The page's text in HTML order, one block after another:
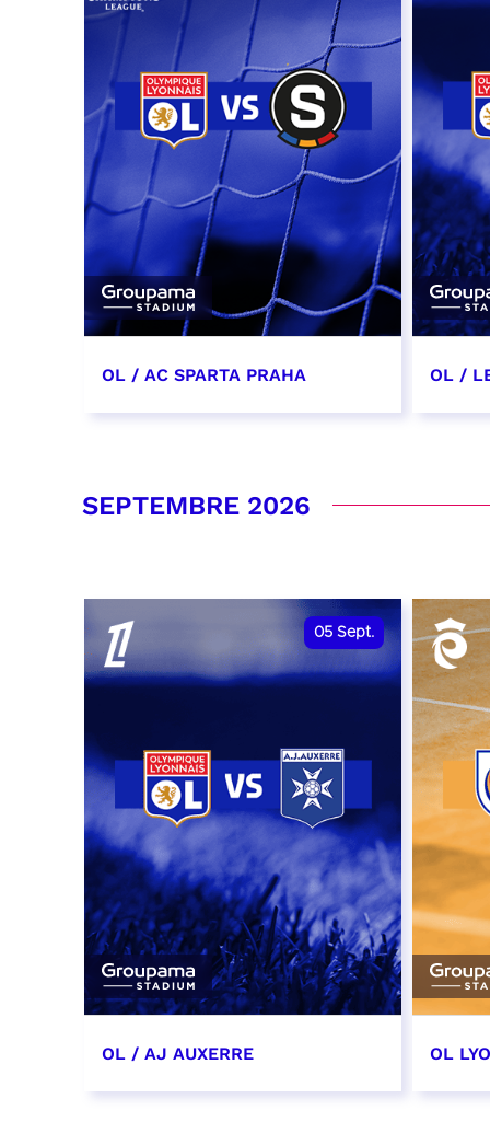
OL / AC SPARTA PRAHA OL /
SEPTEMBRE 2026
05 Sept.
OL / AJ AUXERRE OL